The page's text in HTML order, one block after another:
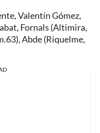
Valentín Gómez,
Fornals (Altimira,
Abde (Riquelme,